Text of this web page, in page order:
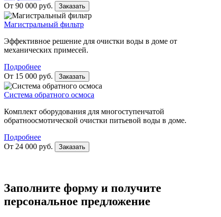
От 90 000 руб.
Заказать
Магистральный фильтр
Эффективное решение для очистки воды в доме от
механических примесей.
Подробнее
От 15 000 руб.
Заказать
Система обратного осмоса
Комплект оборудования для многоступенчатой
обратноосмотической очистки питьевой воды в доме.
Подробнее
От 24 000 руб.
Заказать
Заполните форму и получите
персональное предложение